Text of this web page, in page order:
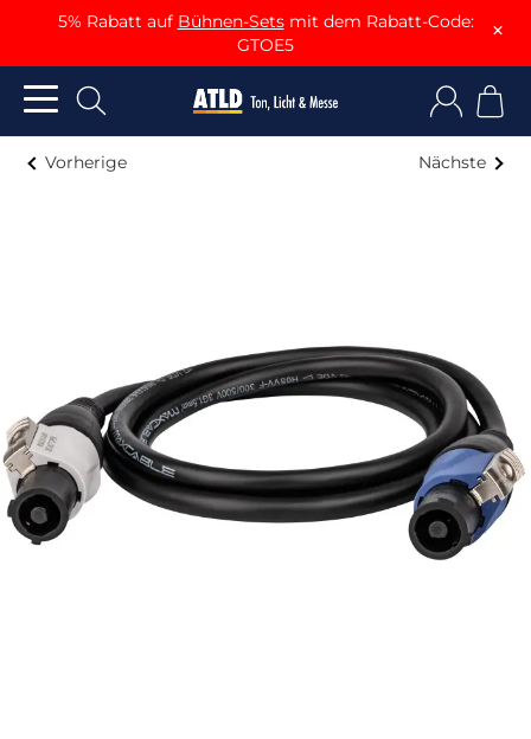
5% Rabatt auf Bühnen-Setsmit dem Rabatt-Code:
GTOE5
×
Vorherige Nächste